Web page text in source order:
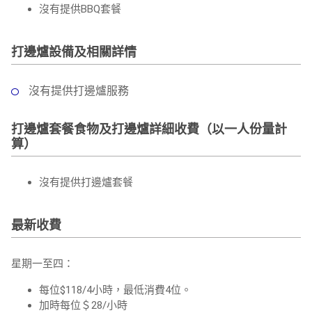
沒有提供BBQ套餐
打邊爐設備及相關詳情
沒有提供打邊爐服務
打邊爐套餐食物及打邊爐詳細收費（以一人份量計
算）
沒有提供打邊爐套餐
最新收費
星期一至四：
每位$118/4小時，最低消費4位。
加時每位＄28/小時